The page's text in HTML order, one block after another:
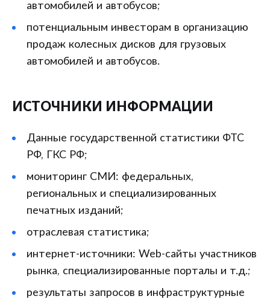
автомобилей и автобусов;
потенциальным инвесторам в организацию
продаж колесных дисков для грузовых
автомобилей и автобусов.
ИСТОЧНИКИ ИНФОРМАЦИИ
Данные государственной статистики ФТС
РФ, ГКС РФ;
мониторинг СМИ: федеральных,
региональных и специализированных
печатных изданий;
отраслевая статистика;
интернет-источники: Web-сайты участников
рынка, специализированные порталы и т.д.;
результаты запросов в инфраструктурные